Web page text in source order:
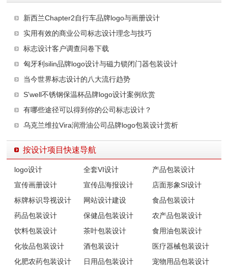
新西兰Chapter2自行车品牌logo与画册设计
实用有效的商业公司标志设计理念与技巧
标志设计客户调查问卷下载
匈牙利silin品牌logo设计与磁力锁闭门器包装设计
当今世界标志设计的八大流行趋势
S'well不锈钢保温杯品牌logo设计案例欣赏
有哪些途径可以得到你的公司标志设计？
乌克兰维拉Vira润滑油公司品牌logo包装设计赏析
按设计项目快速导航
logo设计 全套VI设计
产品包装设计
宣传画册设计
宣传品海报设计
店面形象SI设计
标牌标识导视设计
网站设计建设
食品包装设计
药品包装设计
保健品包装设计
农产品包装设计
饮料包装设计
茶叶包装设计
食用油包装设计
化妆品包装设计
酒包装设计
医疗器械包装设计
化肥农药包装设计
日用品包装设计
宠物用品包装设计